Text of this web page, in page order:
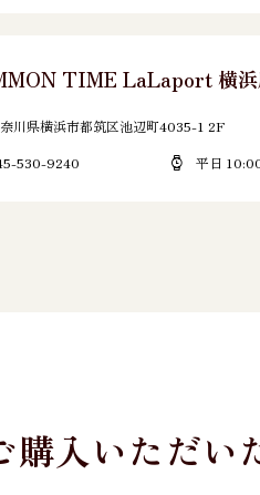
TIME LaLaport 横
川県横浜市都筑区池辺町4035-1 2F
530-9240
平日
購入いただい